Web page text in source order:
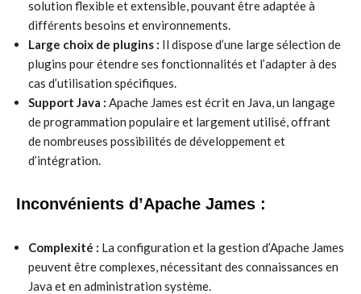
solution flexible et extensible, pouvant être adaptée à
différents besoins et environnements.
Large choix de plugins : Il dispose d’une large sélection de
plugins pour étendre ses fonctionnalités et l’adapter à des
cas d’utilisation spécifiques.
Support Java : Apache James est écrit en Java, un langage
de programmation populaire et largement utilisé, offrant
de nombreuses possibilités de développement et
d’intégration.
Inconvénients d’Apache James :
Complexité : La configuration et la gestion d’Apache James
peuvent être complexes, nécessitant des connaissances en
Java et en administration système.